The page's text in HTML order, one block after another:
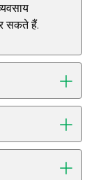
सकते हैं.